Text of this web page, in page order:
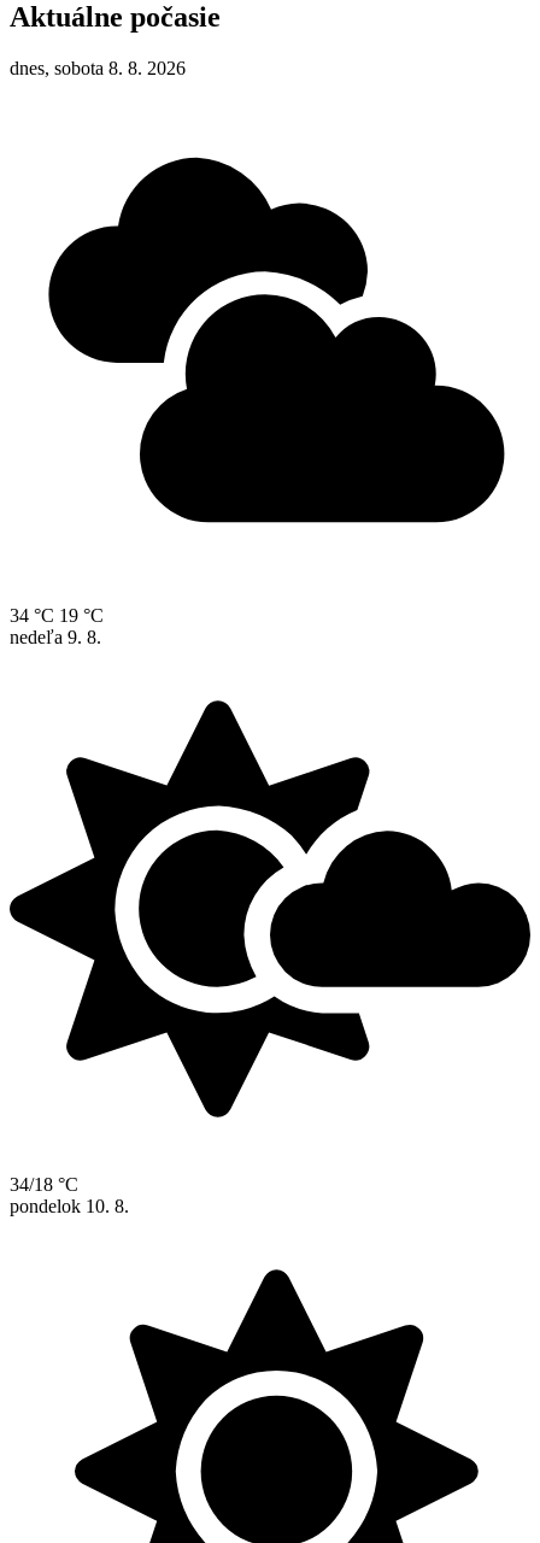
Aktuálne počasie
dnes, sobota 8. 8. 2026
34 °C 19 °C
nedeľa 9. 8.
34/18 °C
pondelok 10. 8.